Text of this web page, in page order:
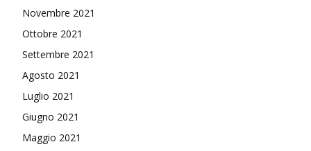
Novembre 2021
Ottobre 2021
Settembre 2021
Agosto 2021
Luglio 2021
Giugno 2021
Maggio 2021